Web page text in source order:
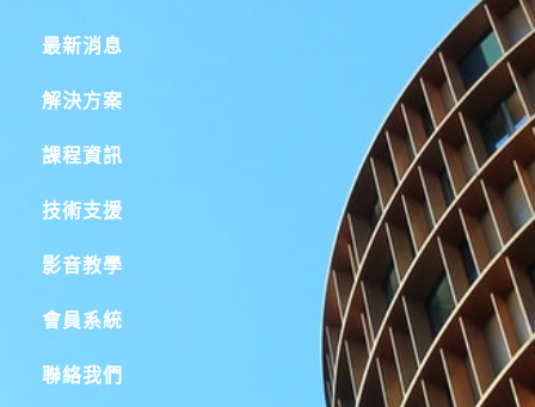
最新消息
解決方案
課程資訊
技術支援
影音教學
會員系統
聯絡我們